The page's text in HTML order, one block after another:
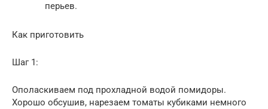
перьев.
Как приготовить
Шаг 1:
Ополаскиваем под прохладной водой помидоры.
Хорошо обсушив, нарезаем томаты кубиками немного